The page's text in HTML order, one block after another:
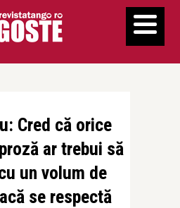
Cred că orice
ar trebui să
un volum de
se respectă